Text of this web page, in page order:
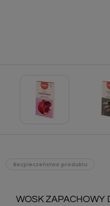
Bezpieczeństwo produktu
WOSK ZAPACHOWY